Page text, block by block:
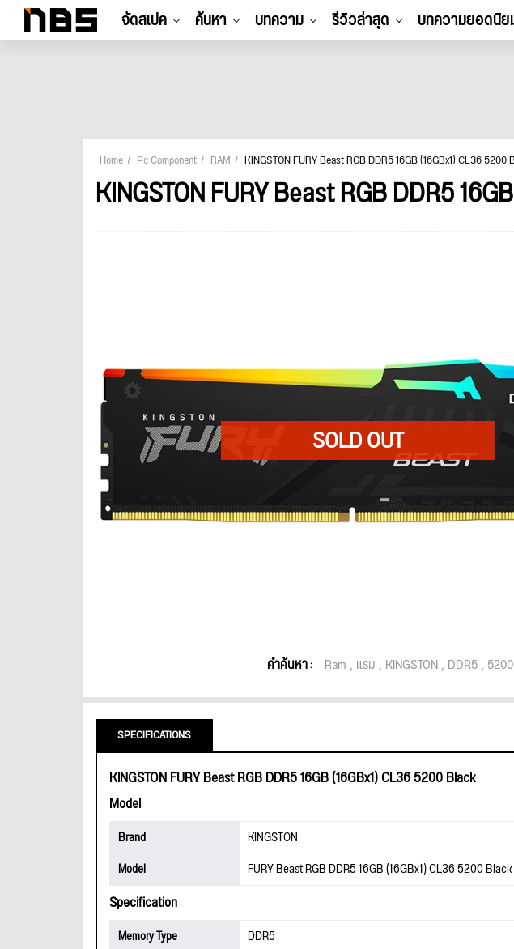
จัดสเปค ค้นหา บทความ รีวิวล่าสุด บทความยอดนิ
Home Pc Component RAM KINGSTON FURY Beast RGB DDR5 16GB (16GBx1) CL36 5200
KINGSTON FURY Beast RGB DDR5
คำค้นหา : Ram แรม KINGSTON DDR5
SPECIFICATIONS
KINGSTON FURY Beast RGB DDR5 16GB (16GBx1) CL36 5200 Black
Model
Brand
KINGSTON
Model
FURY Beast RGB DDR5 16GB (16GBx1) CL36 5200 Black
Specification
Memory Type
DDR5